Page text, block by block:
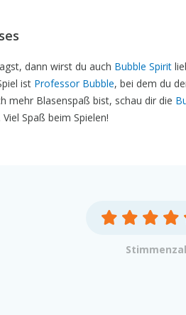
dann wirst du auch Bubble Spirit
ist Professor Bubble, bei dem du
mehr Blasenspaß bist, schau dir die
Spaß beim Spielen!